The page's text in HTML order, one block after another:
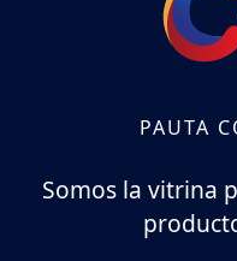
PAUTA
Somos la vitrina